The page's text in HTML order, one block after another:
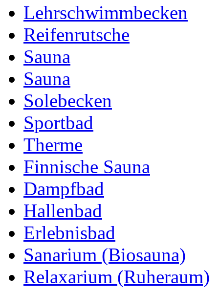
Lehrschwimmbecken
Reifenrutsche
Sauna
Sauna
Solebecken
Sportbad
Therme
Finnische Sauna
Dampfbad
Hallenbad
Erlebnisbad
Sanarium (Biosauna)
Relaxarium (Ruheraum)